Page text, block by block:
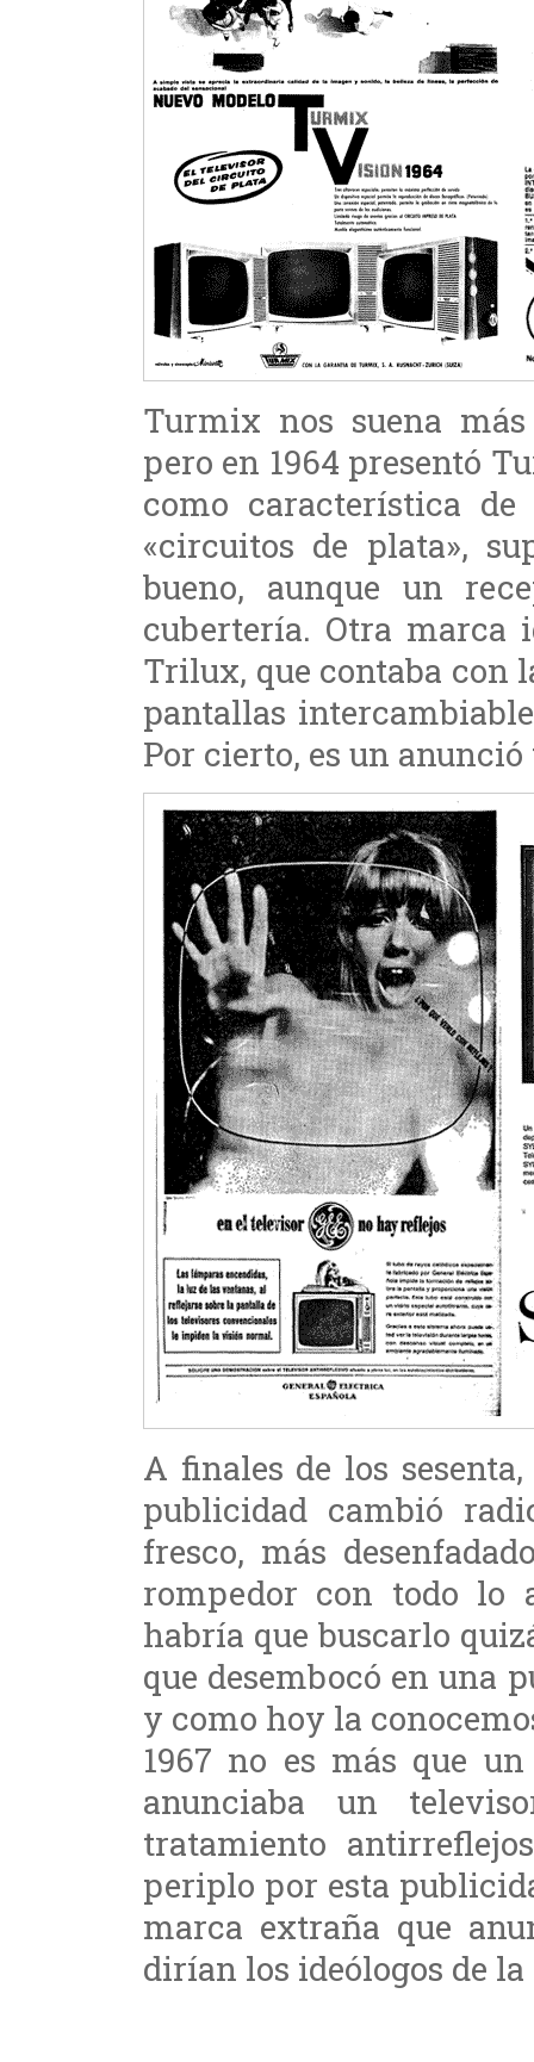
Turmix nos suena
pero en 1964 presentó
como característica
«circuitos de plata»,
bueno, aunque un
cubertería. Otra marca
Trilux, que contaba con
pantallas
Por cierto, es un
A finales de los
publicidad cambió
fresco, más
rompedor con todo lo
habría que buscarlo
que desembocó en una
y como hoy la
1967 no es más que
anunciaba un
tratamiento
periplo por esta
marca extraña que
dirían los ideólogos de